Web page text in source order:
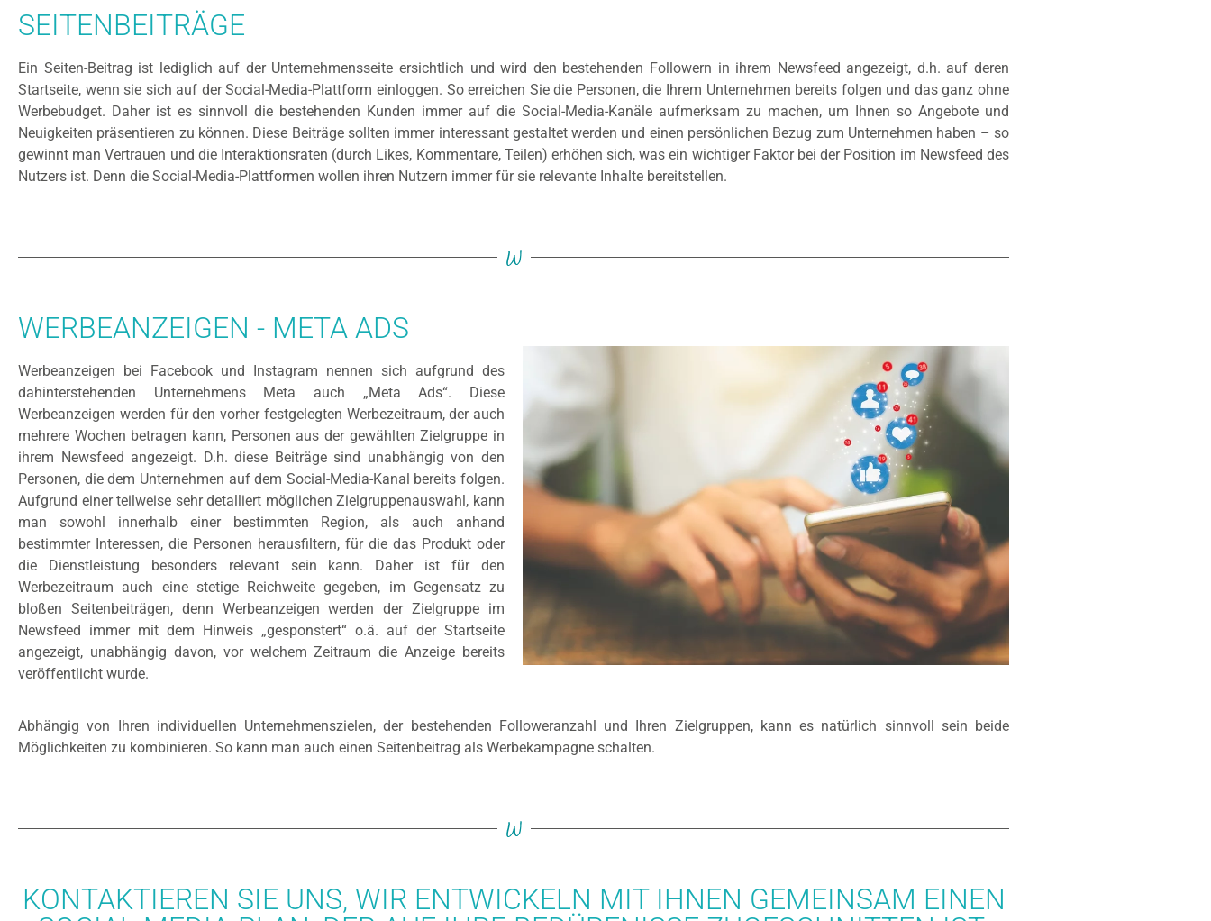
SEITENBEITRÄGE
Ein Seiten-Beitrag ist lediglich auf der Unternehmensseite ersichtlich und wird den bestehenden Followern in ihrem Newsfeed angezeigt, d.h. auf deren
Startseite, wenn sie sich auf der Social-Media-Plattform einloggen. So erreichen Sie die Personen, die Ihrem Unternehmen bereits folgen und das ganz ohne
Werbebudget. Daher ist es sinnvoll die bestehenden Kunden immer auf die Social-Media-Kanäle aufmerksam zu machen, um Ihnen so Angebote und
Neuigkeiten präsentieren zu können. Diese Beiträge sollten immer interessant gestaltet werden und einen persönlichen Bezug zum Unternehmen haben – so
gewinnt man Vertrauen und die Interaktionsraten (durch Likes, Kommentare, Teilen) erhöhen sich, was ein wichtiger Faktor bei der Position im Newsfeed des
Nutzers ist. Denn die Social-Media-Plattformen wollen ihren Nutzern immer für sie relevante Inhalte bereitstellen.
W
WERBEANZEIGEN - META ADS
Werbeanzeigen bei Facebook und Instagram nennen sich aufgrund des
dahinterstehenden Unternehmens Meta auch „Meta Ads“. Diese
Werbeanzeigen werden für den vorher festgelegten Werbezeitraum, der auch
mehrere Wochen betragen kann, Personen aus der gewählten Zielgruppe in
ihrem Newsfeed angezeigt. D.h. diese Beiträge sind unabhängig von den
Personen, die dem Unternehmen auf dem Social-Media-Kanal bereits folgen.
Aufgrund einer teilweise sehr detalliert möglichen Zielgruppenauswahl, kann
man sowohl innerhalb einer bestimmten Region, als auch anhand
bestimmter Interessen, die Personen herausfiltern, für die das Produkt oder
die Dienstleistung besonders relevant sein kann. Daher ist für den
Werbezeitraum auch eine stetige Reichweite gegeben, im Gegensatz zu
bloßen Seitenbeiträgen, denn Werbeanzeigen werden der Zielgruppe im
Newsfeed immer mit dem Hinweis „gesponstert“ o.ä. auf der Startseite
angezeigt, unabhängig davon, vor welchem Zeitraum die Anzeige bereits
veröffentlicht wurde.
Abhängig von Ihren individuellen Unternehmenszielen, der bestehenden Followeranzahl und Ihren Zielgruppen, kann es natürlich sinnvoll sein beide
Möglichkeiten zu kombinieren. So kann man auch einen Seitenbeitrag als Werbekampagne schalten.
W
KONTAKTIEREN SIE UNS, WIR ENTWICKELN MIT IHNEN GEMEINSAM EINEN